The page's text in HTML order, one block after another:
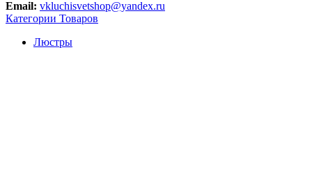
Email: vkluchisvetshop@yandex.ru
Категории Товаров
Люстры